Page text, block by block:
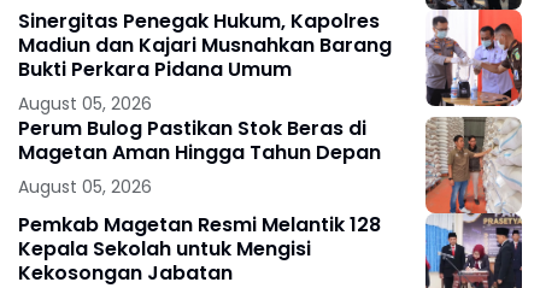
Sinergitas Penegak Hukum, Kapolres
Madiun dan Kajari Musnahkan Barang
Bukti Perkara Pidana Umum
August 05, 2026
Perum Bulog Pastikan Stok Beras di
Magetan Aman Hingga Tahun Depan
August 05, 2026
Pemkab Magetan Resmi Melantik 128
Kepala Sekolah untuk Mengisi
Kekosongan Jabatan